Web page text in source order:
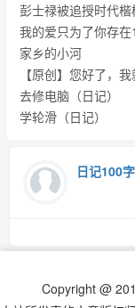
彭士禄被追授时代楷
我的爱只为了你存
家乡的小河
【原创】您好了，
去修电脑（日记）
学轮滑（日记）
日记100字
Copyright @